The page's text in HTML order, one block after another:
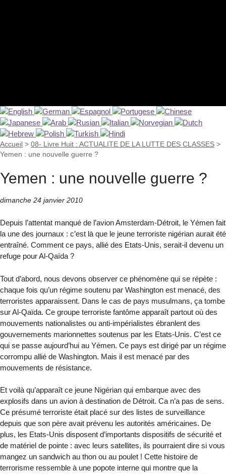
Accueil > 08- Livre Huit : ACTUALITE DE LA LUTTE DES CLASSES >
Yemen : une nouvelle guerre ?
Yemen : une nouvelle guerre ?
dimanche 24 janvier 2010
Depuis l’attentat manqué de l’avion Amsterdam-Détroit, le Yémen fait
la une des journaux : c’est là que le jeune terroriste nigérian aurait été
entraîné. Comment ce pays, allié des Etats-Unis, serait-il devenu un
refuge pour Al-Qaïda ?
Tout d’abord, nous devons observer ce phénomène qui se répète :
chaque fois qu’un régime soutenu par Washington est menacé, des
terroristes apparaissent. Dans le cas de pays musulmans, ça tombe
sur Al-Qaïda. Ce groupe terroriste fantôme apparaît partout où des
mouvements nationalistes ou anti-impérialistes ébranlent des
gouvernements marionnettes soutenus par les Etats-Unis. C’est ce
qui se passe aujourd’hui au Yémen. Ce pays est dirigé par un régime
corrompu allié de Washington. Mais il est menacé par des
mouvements de résistance.
Et voilà qu’apparaît ce jeune Nigérian qui embarque avec des
explosifs dans un avion à destination de Détroit. Ca n’a pas de sens.
Ce présumé terroriste était placé sur des listes de surveillance
depuis que son père avait prévenu les autorités américaines. De
plus, les Etats-Unis disposent d’importants dispositifs de sécurité et
de matériel de pointe : avec leurs satellites, ils pourraient dire si vous
mangez un sandwich au thon ou au poulet ! Cette histoire de
terrorisme ressemble à une popote interne qui montre que la